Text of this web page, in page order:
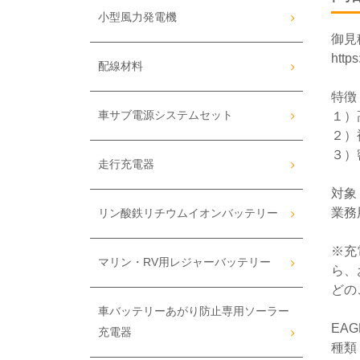
御見
特徴
１
２
３
対象
業
※充
ら
ど
種
小型風力発電機
配線材料
車サブ電源システムセット
走行充電器
リン酸鉄リチウムイオンバッテリー
マリン・RV用レジャーバッテリー
車バッテリーあがり防止専用ソーラー
充電器